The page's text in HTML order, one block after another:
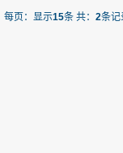
每页：显示15条 共： 2条记